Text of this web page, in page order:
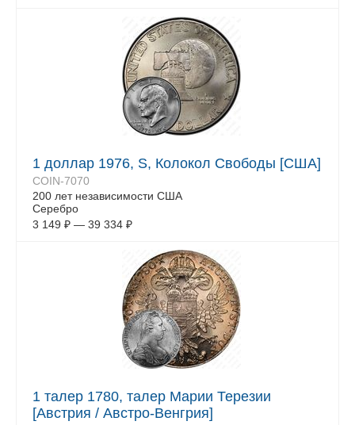
1 доллар 1976, S, Колокол Свободы [США]
COIN-7070
200 лет независимости США
Серебро
3 149 ₽ — 39 334 ₽
1 талер 1780, талер Марии Терезии
[Австрия / Австро-Венгрия]